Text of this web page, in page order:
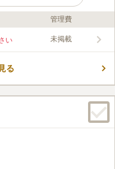
流れる盆地状の街です。 夏
自然現象も楽しめます。 砺
管理費
い 未掲載
る